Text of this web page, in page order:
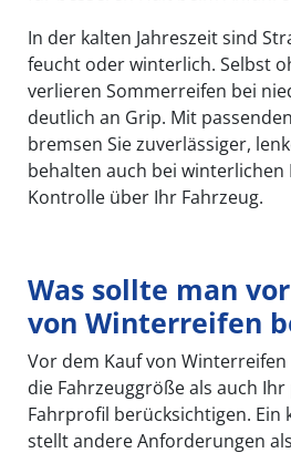
In der kalten Jahreszeit sind
feucht oder winterlich. Selbst
verlieren Sommerreifen bei
deutlich an Grip. Mit
bremsen Sie zuverlässiger,
behalten auch bei
Kontrolle über Ihr Fahrzeug.
Was sollte man
von Winterreifen
Vor dem Kauf von
die Fahrzeuggröße als auch
Fahrprofil berücksichtigen. Ein
stellt andere Anforderungen